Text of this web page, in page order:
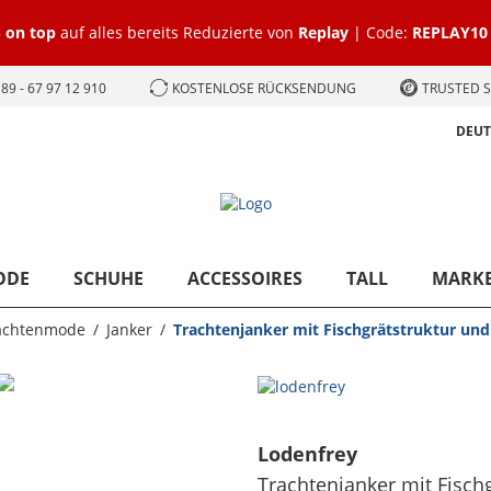
on top auf alles bereits Reduzierte von Replay | Code: REPLAY10
- 67 97 12 910 KOSTENLOSE RÜCKSENDUNG TRUSTED
SCHUHE ACCESSOIRES TALL
Janker Trachtenjanker mit Fischgrätstruktur
Lodenfrey
Trachtenjanker mit